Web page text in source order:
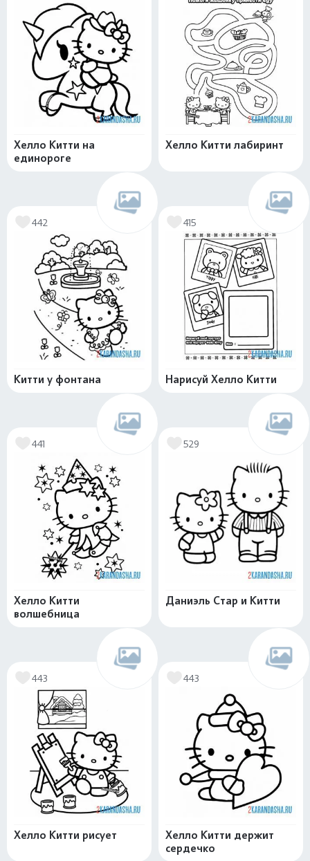
Хелло Китти на
единороге
Хелло Китти лабиринт
442
Китти у фонтана
415
Нарисуй Хелло Китти
441
Хелло Китти
волшебница
529
Даниэль Стар и Китти
443
Хелло Китти рисует
443
Хелло Китти держит
сердечко